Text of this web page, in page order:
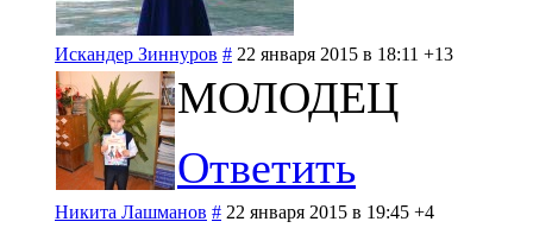
Искандер Зиннуров # 22 января 2015 в 18:11 +13
МОЛОДЕЦ
Ответить
Никита Лашманов # 22 января 2015 в 19:45 +4